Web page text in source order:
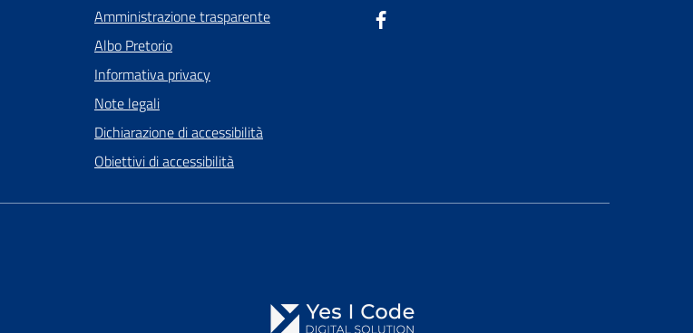
Amministrazione trasparente
Albo Pretorio
Informativa privacy
Note legali
Dichiarazione di accessibilità
Obiettivi di accessibilità